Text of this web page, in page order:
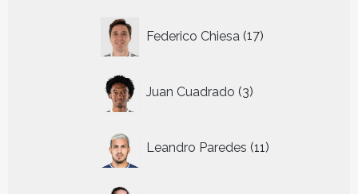
Federico Chiesa 17
producten
Juan Cuadrado 3
producten
Leandro Paredes 11
producten